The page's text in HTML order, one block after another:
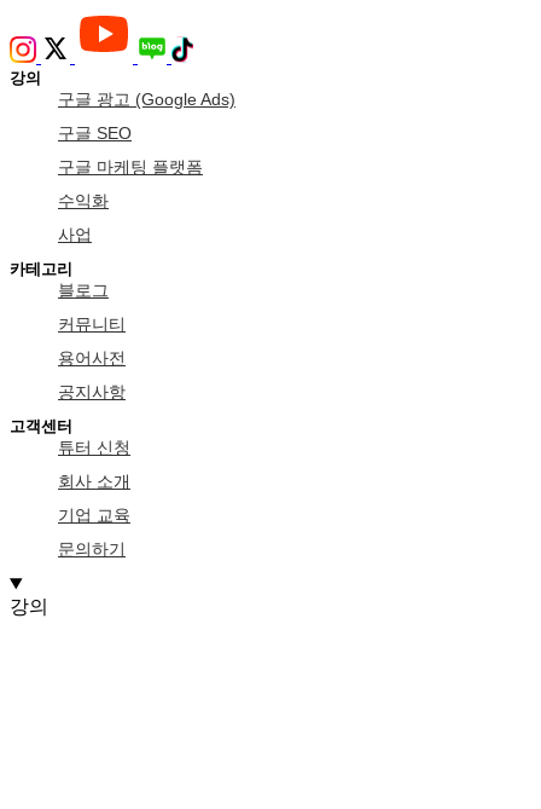
강의
구글 광고 (Google Ads)
구글 SEO
구글 마케팅 플랫폼
수익화
사업
카테고리
블로그
커뮤니티
용어사전
공지사항
고객센터
튜터 신청
회사 소개
기업 교육
문의하기
강의